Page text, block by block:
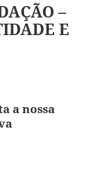
–
E
a nossa